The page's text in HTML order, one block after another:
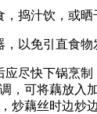
捣汁饮，或晒
以免引直食物
应尽快下锅烹
，可将藕放入
炒藕丝时边炒